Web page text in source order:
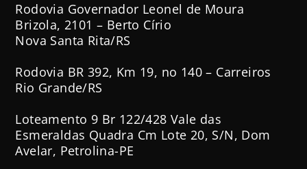
Rodovia Governador Leonel de Moura
Brizola, 2101 – Berto Círio
Nova Santa Rita/RS
Rodovia BR 392, Km 19, no 140 – Carreiros
Rio Grande/RS
Loteamento 9 Br 122/428 Vale das
Esmeraldas Quadra Cm Lote 20, S/N, Dom
Avelar, Petrolina-PE